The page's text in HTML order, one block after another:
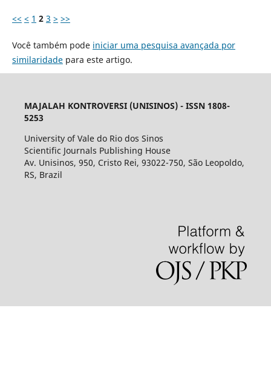
<< < 1 2 3 > >>
Você também pode iniciar uma pesquisa avançada por
similaridadepara este artigo.
MAJALAH KONTROVERSI (UNISINOS) - ISSN 1808-
5253
University of Vale do Rio dos Sinos
Scientific Journals Publishing House
Av. Unisinos, 950, Cristo Rei, 93022-750, São Leopoldo,
RS, Brazil